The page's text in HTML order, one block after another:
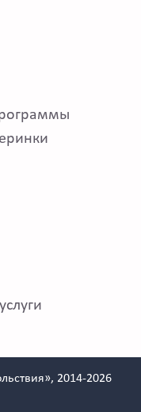
2014-2026